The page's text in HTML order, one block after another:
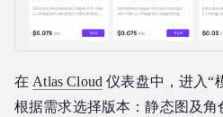
在 Atlas Cloud 仪表盘中，进入“
根据需求选择版本：静态图及